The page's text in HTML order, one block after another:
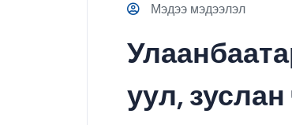
Мэдээ мэдээлэл
уул,